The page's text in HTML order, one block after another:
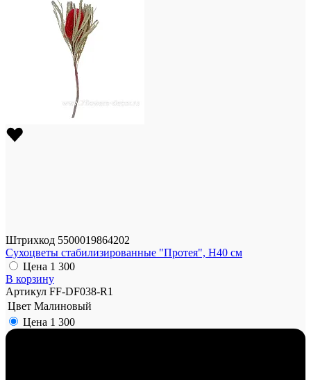
Штрихкод 5500019864202
Сухоцветы стабилизированные "Протея", H40 см
Цена 1 300
В корзину
Артикул FF-DF038-R1
Цвет Малиновый
Цена 1 300